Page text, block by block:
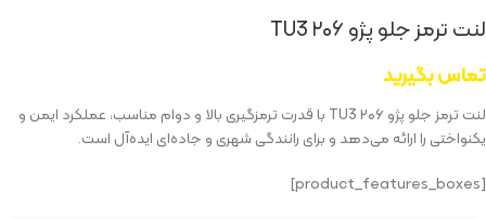
لنت ترمز جلو پژو ۲۰۶ TU3
تماس بگیرید
لنت ترمز جلو پژو ۲۰۶ TU3 با قدرت ترمزگیری بالا و دوام مناسب، عملکرد ایمن و
یکنواختی را ارائه می‌دهد و برای رانندگی شهری و جاده‌ای ایده‌آل است.
[product_features_boxes]